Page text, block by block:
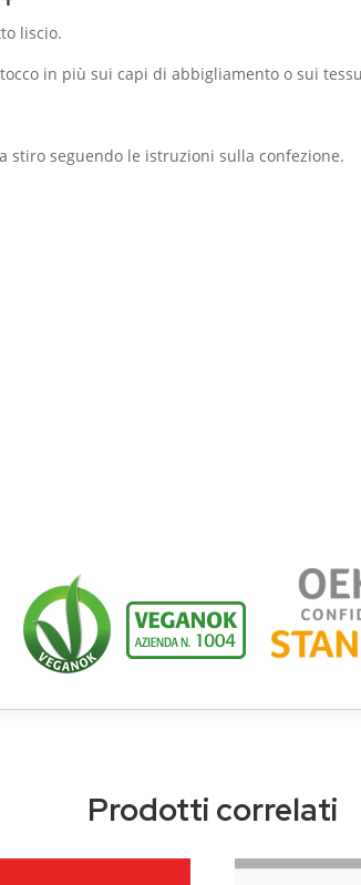
liscio.
in più sui capi di abbigliamento o sui
stiro seguendo le istruzioni sulla confezione.
Prodotti correlati